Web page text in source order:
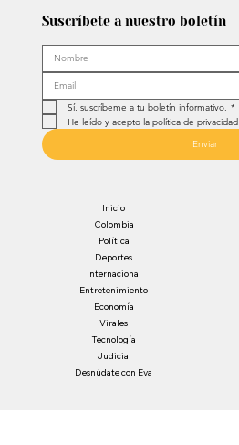
Suscríbete a nuestro boletín
Sí, suscríbeme a tu boletín informativo. *
He leído y acepto la política de privacidad
Enviar
Inicio
Colombia
Política
Deportes
Internacional
Entretenimiento
Economía
Virales
Tecnología
Judicial
Desnúdate con Eva